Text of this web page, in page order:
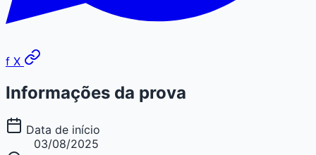
f X
Informações da prova
Data de início
03/08/2025